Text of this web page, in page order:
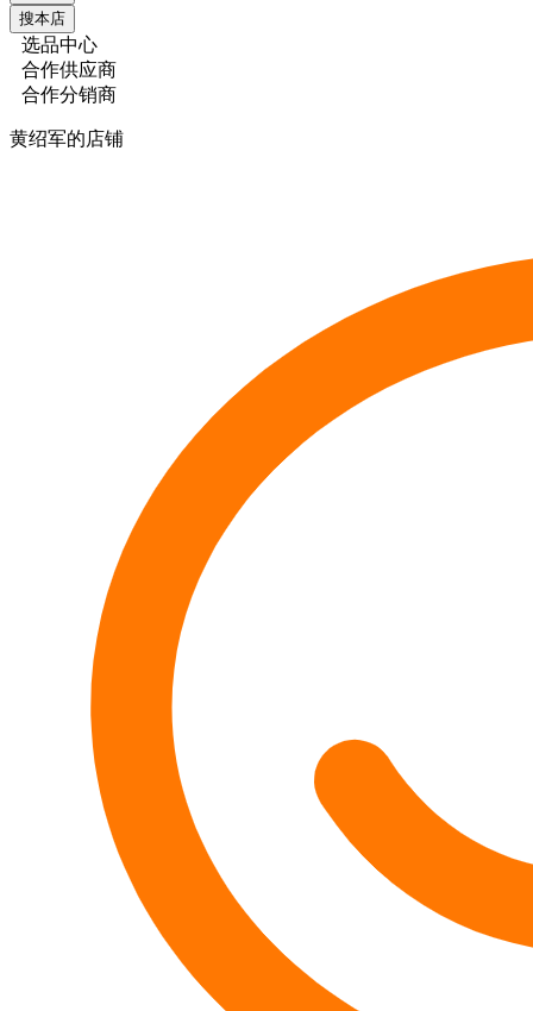
搜本店
选品中心
合作供应商
合作分销商
黄绍军的店铺